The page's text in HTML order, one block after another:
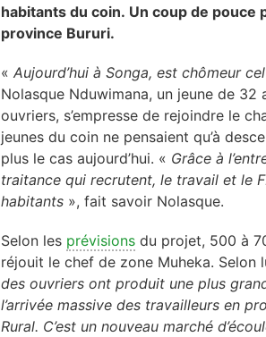
habitants du coin. Un coup de pouce
province Bururi.
« Aujourd’hui à Songa, est chômeur
Nolasque Nduwimana, un jeune de 32
ouvriers, s’empresse de rejoindre le
jeunes du coin ne pensaient qu’à
plus le cas aujourd’hui. « Grâce à
traitance qui recrutent, le travail et le
habitants », fait savoir Nolasque.
Selon les prévisions du projet, 500 à
réjouit le chef de zone Muheka. Selon
des ouvriers ont produit une plus
l’arrivée massive des travailleurs en
Rural. C’est un nouveau marché